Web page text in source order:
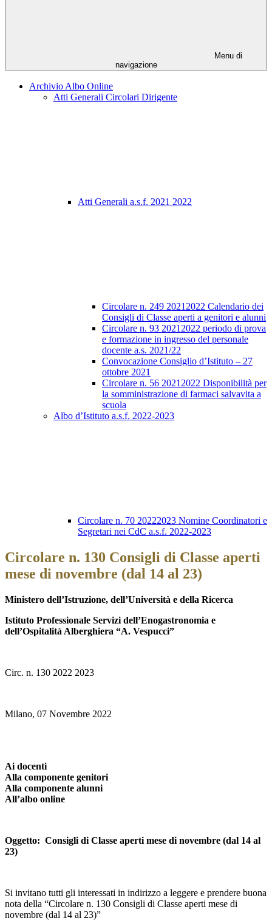
Menu di
navigazione
Archivio Albo Online
Atti Generali Circolari Dirigente
Atti Generali a.s.f. 2021 2022
Circolare n. 249 20212022 Calendario dei
Consigli di Classe aperti a genitori e alunni
Circolare n. 93 20212022 periodo di prova
e formazione in ingresso del personale
docente a.s. 2021/22
Convocazione Consiglio d’Istituto – 27
ottobre 2021
Circolare n. 56 20212022 Disponibilità per
la somministrazione di farmaci salvavita a
scuola
Albo d’Istituto a.s.f. 2022-2023
Circolare n. 70 20222023 Nomine Coordinatori e
Segretari nei CdC a.s.f. 2022-2023
Circolare n. 130 Consigli di Classe aperti
mese di novembre (dal 14 al 23)
Ministero dell’Istruzione, dell’Università e della Ricerca
Istituto Professionale Servizi dell’Enogastronomia e
dell’Ospitalità Alberghiera “A. Vespucci”
Circ. n. 130 2022 2023
Milano, 07 Novembre 2022
Ai docenti
Alla componente genitori
Alla componente alunni
All’albo online
Oggetto: Consigli di Classe aperti mese di novembre (dal 14 al
23)
Si invitano tutti gli interessati in indirizzo a leggere e prendere buona
nota della “Circolare n. 130 Consigli di Classe aperti mese di
novembre (dal 14 al 23)”